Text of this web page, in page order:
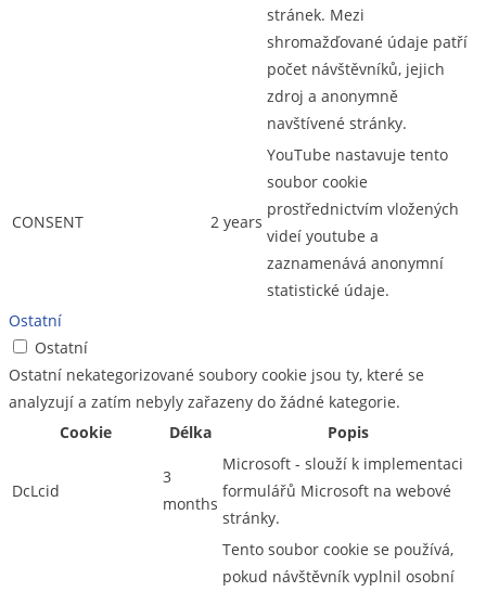
stránek. Mezi
shromažďované údaje patří
počet návštěvníků, jejich
zdroj a anonymně
navštívené stránky.
CONSENT 2 years
YouTube nastavuje tento
soubor cookie
prostřednictvím vložených
videí youtube a
zaznamenává anonymní
statistické údaje.
Ostatní
Ostatní
Ostatní nekategorizované soubory cookie jsou ty, které se
analyzují a zatím nebyly zařazeny do žádné kategorie.
Cookie
Délka Popis
DcLcid
3
months
Microsoft - slouží k implementaci
formulářů Microsoft na webové
stránky.
Tento soubor cookie se používá,
pokud návštěvník vyplnil osobní